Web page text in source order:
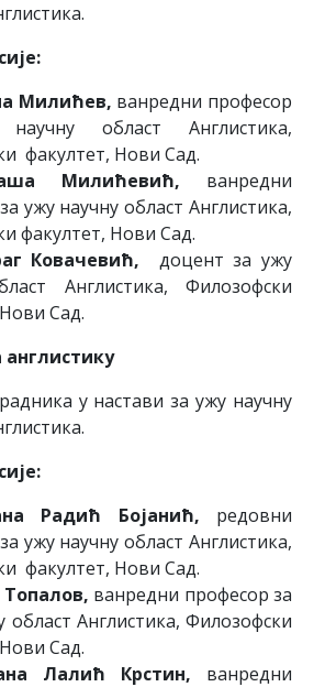
Милићев, ванредни професор
област Англистика,
факултет, Нови Сад.
Милићевић, ванредни
ужу научну област Англистика,
факултет, Нови Сад.
Ковачевић,
доцент за ужу
Англистика, Филозофски
Сад.
англистику
у настави за ужу научну
Радић Бојанић, редовни
ужу научну област Англистика,
факултет, Нови Сад.
Топалов, ванредни професор за
област Англистика, Филозофски
Сад.
Лалић Крстин, ванредни